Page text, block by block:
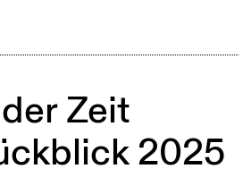
Zeit
2025